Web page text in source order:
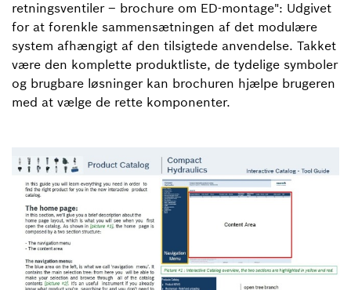
retningsventiler – brochure om ED-montage": Udgivet
for at forenkle sammensætningen af det modulære
system afhængigt af den tilsigtede anvendelse. Takket
være den komplette produktliste, de tydelige symboler
og brugbare løsninger kan brochuren hjælpe brugeren
med at vælge de rette komponenter.